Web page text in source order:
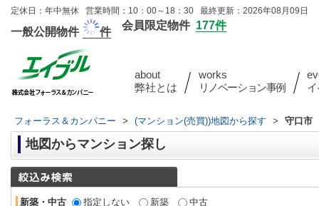
定休日：年中無休 営業時間：10：00～18：30 最終更新：2026年08月09日
一般公開物件 件
会員限定物件 177件
about
弊社とは
works
リノベーション事例
フォーラス＆カンパニー > (マンション(売買))地図から探す > 守口市
地図からマンション探し
新築・中古 指定しない 新築
中古